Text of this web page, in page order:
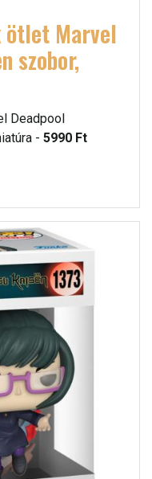
ötlet Marvel
szobor,
Deadpool
- 5990 Ft